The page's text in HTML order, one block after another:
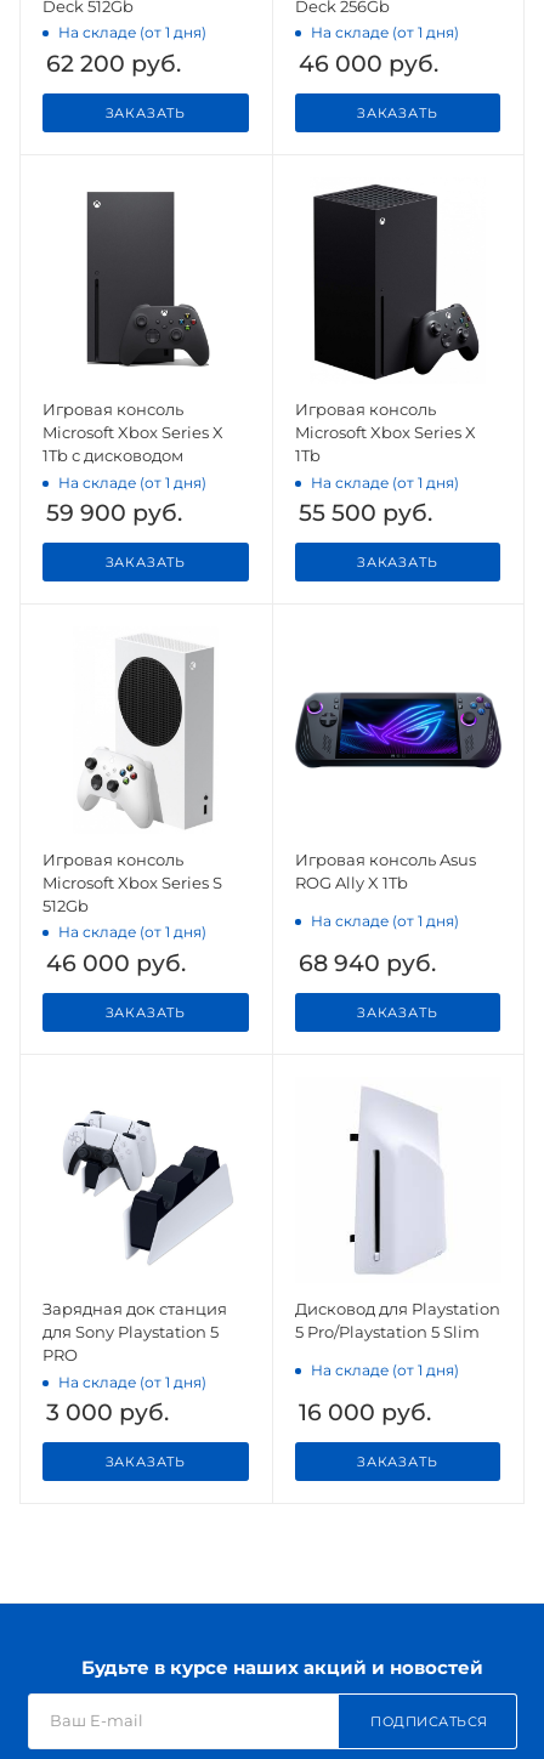
Deck 512Gb
На складе (от 1 дня)
62 200 руб.
ЗАКАЗАТЬ
Deck 256Gb
На складе (от 1 дня)
46 000 руб.
ЗАКАЗАТЬ
Игровая консоль
Microsoft Xbox Series X
1Tb с дисководом
На складе (от 1 дня)
59 900 руб.
ЗАКАЗАТЬ
Игровая консоль
Microsoft Xbox Series X
1Tb
На складе (от 1 дня)
55 500 руб.
ЗАКАЗАТЬ
Игровая консоль
Microsoft Xbox Series S
512Gb
На складе (от 1 дня)
46 000 руб.
ЗАКАЗАТЬ
Игровая консоль Asus
ROG Ally X 1Tb
На складе (от 1 дня)
68 940 руб.
ЗАКАЗАТЬ
Зарядная док станция
для Sony Playstation 5
PRO
На складе (от 1 дня)
3 000 руб.
ЗАКАЗАТЬ
Дисковод для Playstation
5 Pro/Playstation 5 Slim
На складе (от 1 дня)
16 000 руб.
ЗАКАЗАТЬ
Будьте в курсе наших акций и новостей
ПОДПИСАТЬСЯ